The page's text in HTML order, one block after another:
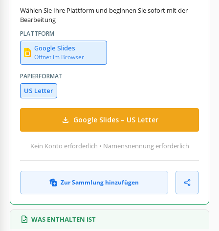
Wählen Sie Ihre Plattform und beginnen Sie sofort mit der
Bearbeitung
PLATTFORM
Google Slides
Öffnet im Browser
PAPIERFORMAT
US Letter
Google Slides – US Letter
Kein Konto erforderlich • Namensnennung erforderlich
Zur Sammlung hinzufügen
WAS ENTHALTEN IST